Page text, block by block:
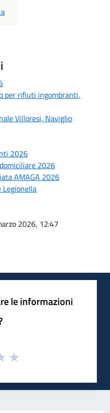
per rifiuti ingombranti,
Villoresi, Naviglio
2026
2026
AMAGA 2026
Legionella
2026, 12:47
le informazioni